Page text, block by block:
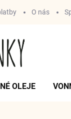
O nás
OLEJE